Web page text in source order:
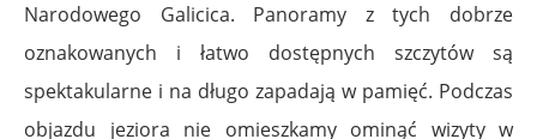
Narodowego Galicica. Panoramy z tych dobrze
oznakowanych i łatwo dostępnych szczytów są
spektakularne i na długo zapadają w pamięć. Podczas
objazdu jeziora nie omieszkamy ominąć wizyty w